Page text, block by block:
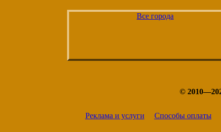
Все города
©
Реклама и услуги Способы оплаты